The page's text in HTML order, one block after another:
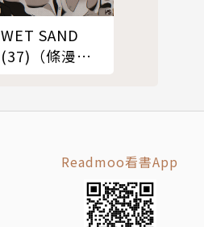
WET SAND
(37)（條漫
Readmoo看書App